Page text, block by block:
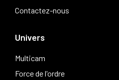
Contactez-nous
Univers
Multicam
Force de l'ordre